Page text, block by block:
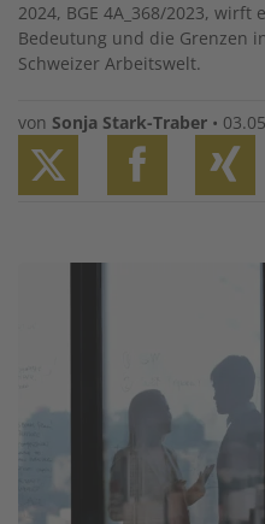
2024, BGE 4A_368/2023,
Bedeutung und die Grenzen
Schweizer Arbeitswelt.
von Sonja Stark-Traber •